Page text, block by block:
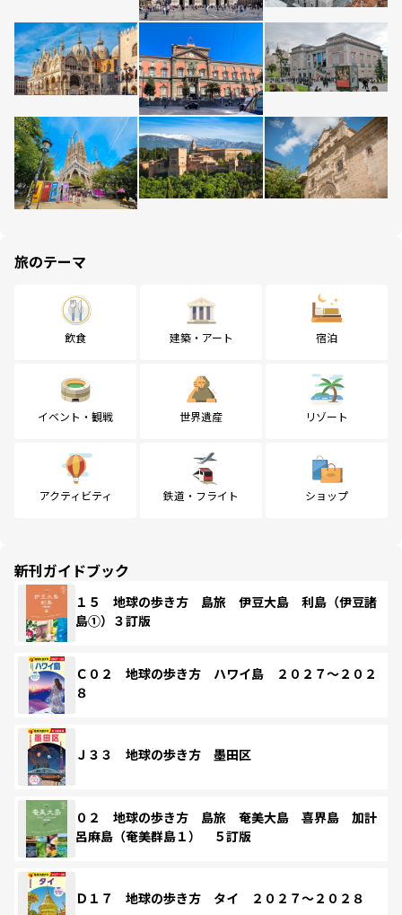
旅のテーマ
飲食 建築・アート 宿泊
イベント・観戦 世界遺産 リゾート
アクティビティ 鉄道・フライト ショップ
新刊ガイドブック
１５ 地球の歩き方 島旅 伊豆大島 利島（伊豆諸
島①）３訂版
Ｃ０２ 地球の歩き方 ハワイ島 ２０２７～２０２
８
Ｊ３３ 地球の歩き方 墨田区
０２ 地球の歩き方 島旅 奄美大島 喜界島 加計
呂麻島（奄美群島１） ５訂版
Ｄ１７ 地球の歩き方 タイ ２０２７～２０２８